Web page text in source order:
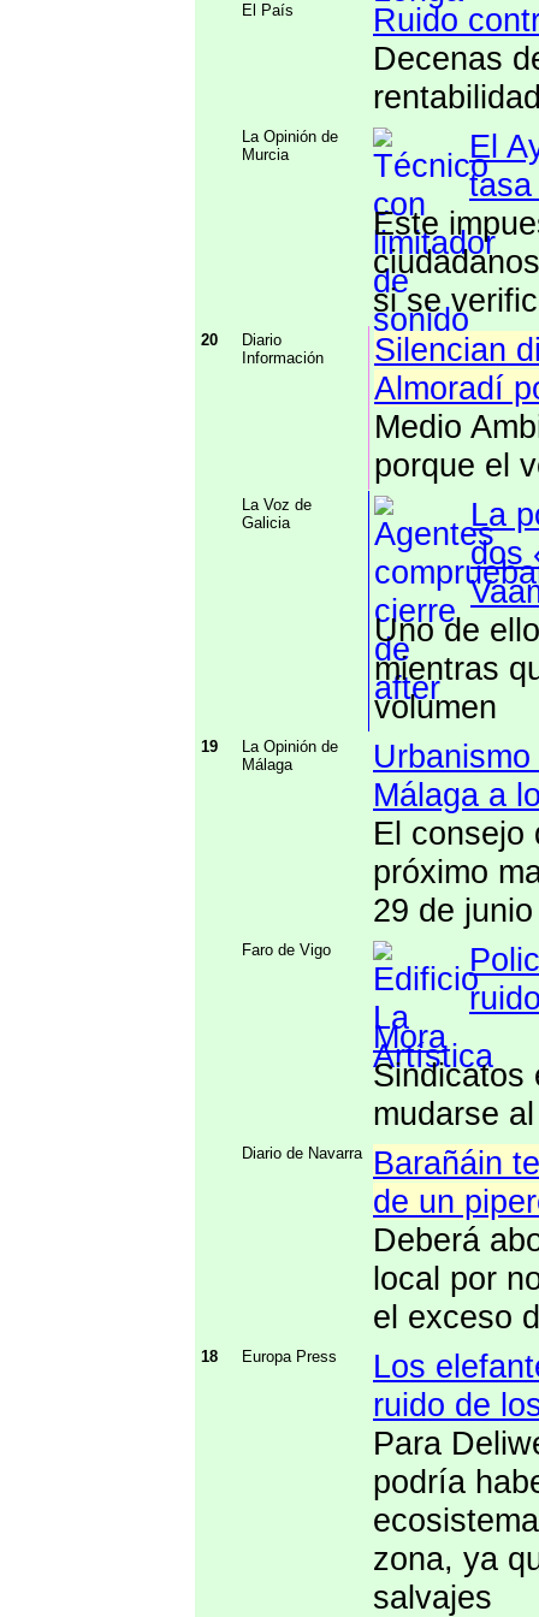
El País
Ruido
Decenas
La Opinión de
Murcia
El
Este
si se
20
Diario
Información
Silencian
Almoradí
Medio
porque el
La Voz de
Galicia
La
dos
Uno de
mientras
volumen
19
La Opinión de
Málaga
Málaga a
El consejo
próximo
29 de junio
Faro de Vigo
Mora
Sindicatos
mudarse
Diario de Navarra
Barañáin
de un
Deberá
local por
el exceso
18 Europa Press
Los
ruido de
Para
podría
zona, ya
salvajes